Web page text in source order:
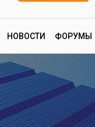
НОВОСТИ ФОРУМЫ